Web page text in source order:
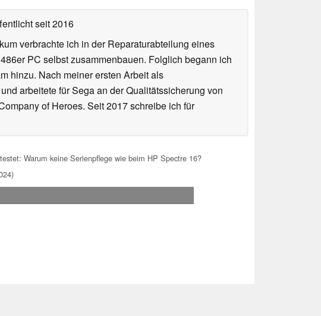
seit 2016
verbrachte ich in der Reparaturabteilung eines
PC selbst zusammenbauen. Folglich begann ich
hinzu. Nach meiner ersten Arbeit als
arbeitete für Sega an der Qualitätssicherung von
of Heroes. Seit 2017 schreibe ich für
Warum keine Serienpflege wie beim HP Spectre 16?